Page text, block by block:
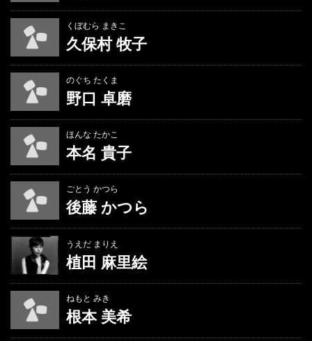
くぼむら まきこ
久保村 牧子
のぐち たくま
野口 卓磨
ほんな たかこ
本名 貴子
ごとう かつら
後藤 かつら
うえだ まりえ
植田 麻里絵
ねもと みき
根本 美希